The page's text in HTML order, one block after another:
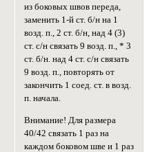
из боковых швов переда,
заменить 1-й ст. б/н на 1
возд. п., 2 ст. б/н, над 4 (3)
ст. с/н связать 9 возд. п., * 3
ст. б/н. над 4 ст. с/н связать
9 возд. п., повторять от
закончить 1 соед. ст. в возд.
п. начала.
Внимание! Для размера
40/42 связать 1 раз на
каждом боковом шве и 1 раз